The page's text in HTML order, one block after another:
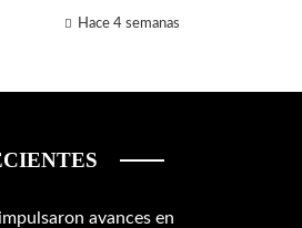
Hace 4 semanas
avances en